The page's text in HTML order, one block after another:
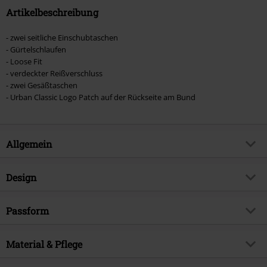
Artikelbeschreibung
- zwei seitliche Einschubtaschen
- Gürtelschlaufen
- Loose Fit
- verdeckter Reißverschluss
- zwei Gesäßtaschen
- Urban Classic Logo Patch auf der Rückseite am Bund
Allgemein
Artikelnummer:
Brand
Erscheinungsdatum
Design
Produkt-Typ
Verschlussart
Reißverschluss, Knopfverschluss
Passform
Passform Hosen
Material & Pflege